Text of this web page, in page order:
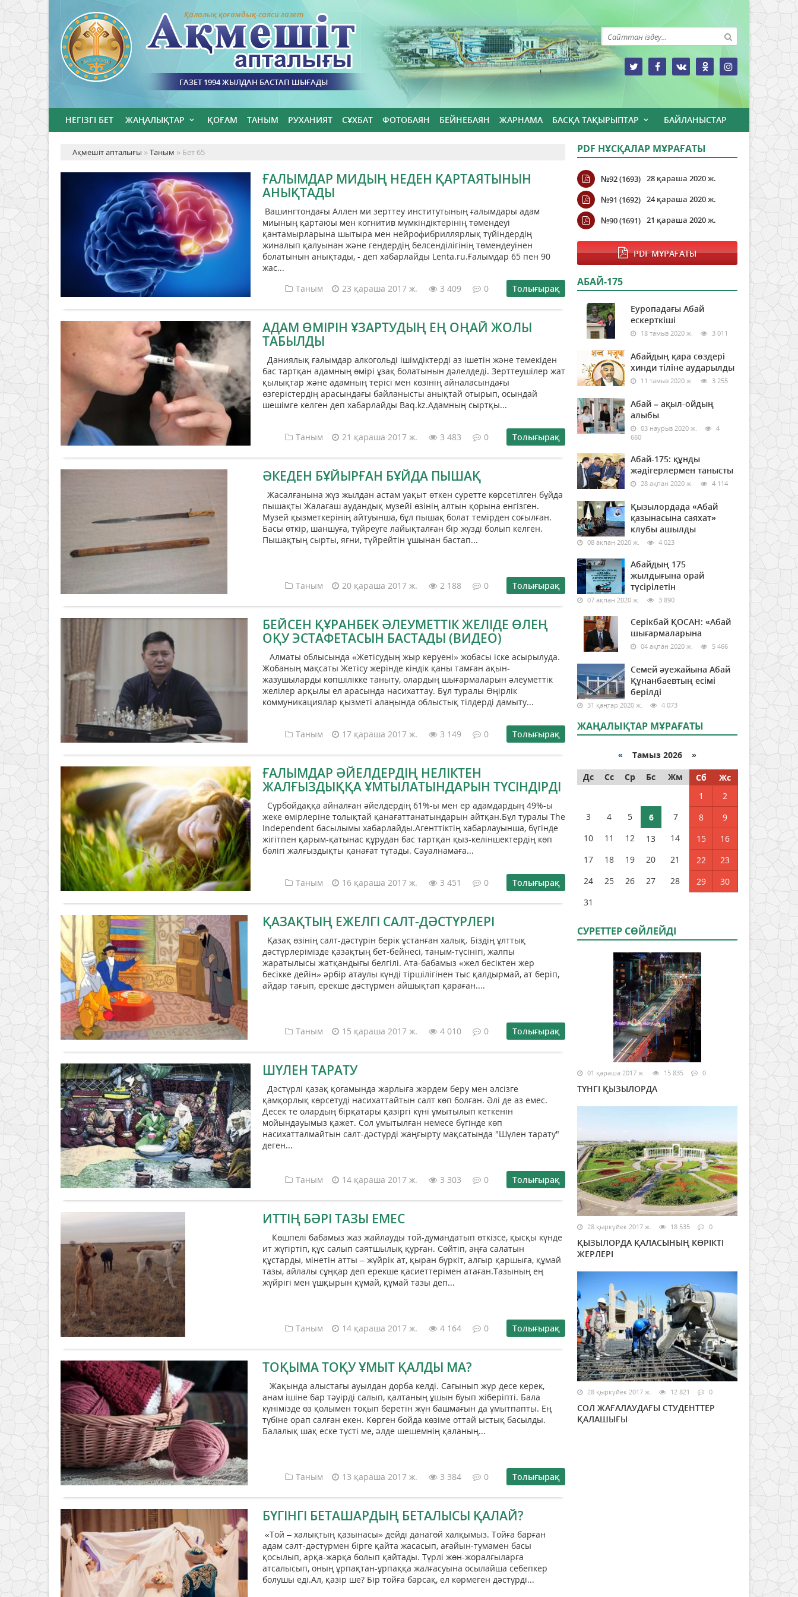
Қалалық қоғамдық-саяси газет
ГАЗЕТ 1994 ЖЫЛДАН БАСТАП ШЫҒАДЫ
НЕГІЗГІ БЕТ ЖАҢАЛЫҚТАР ҚОҒАМ ТАНЫМ РУХАНИЯТ СҰХБАТ ФОТОБАЯН БЕЙНЕБАЯН ЖАРНАМА БАСҚА ТАҚЫРЫПТАР БАЙЛАНЫСТАР
Ақмешіт апталығы »Таным » Бет 65
ҒАЛЫМДАР МИДЫҢ НЕДЕН ҚАРТАЯТЫНЫН
АНЫҚТАДЫ
Вашингтондағы Аллен ми зерттеу институтының ғалымдары адам
миының қартаюы мен когнитив мүмкіндіктерінің төмендеуі
қантамырларына шытыра мен нейрофибриллярлық түйіндердің
жиналып қалуынан және гендердің белсенділігінің төмендеуінен
болатынын анықтады, - деп хабарлайды Lenta.ru.Ғалымдар 65 пен 90
жас...
Таным
23 қараша 2017 ж. 3 409 0 Толығырақ
АДАМ ӨМІРІН ҰЗАРТУДЫҢ ЕҢ ОҢАЙ ЖОЛЫ
ТАБЫЛДЫ
Даниялық ғалымдар алкогольді ішімдіктерді аз ішетін және темекіден
бас тартқан адамның өмірі ұзақ болатынын дәлелдеді. Зерттеушілер жат
қылықтар және адамның терісі мен көзінің айналасындағы
өзгерістердің арасындағы байланысты анықтай отырып, осындай
шешімге келген деп хабарлайды Baq.kz.Адамның сыртқы...
Таным 21 қараша 2017 ж. 3 483 0 Толығырақ
ӘКЕДЕН БҰЙЫРҒАН БҰЙДА ПЫШАҚ
Жасалғанына жүз жылдан астам уақыт өткен суретте көрсетілген бұйда
пышақты Жалағаш аудандық музейі өзінің алтын қорына енгізген.
Музей қызметкерінің айтуынша, бұл пышақ болат темірден соғылған.
Басы өткір, шаншуға, түйреуге лайықталған бір жүзді болып келген.
Пышақтың сырты, яғни, түйрейтін ұшынан бастап...
Таным 20 қараша 2017 ж. 2 188 0 Толығырақ
БЕЙСЕН ҚҰРАНБЕК ӘЛЕУМЕТТІК ЖЕЛІДЕ ӨЛЕҢ
ОҚУ ЭСТАФЕТАСЫН БАСТАДЫ (ВИДЕО)
Алматы облысында «Жетісудың жыр керуені» жобасы іске асырылуда.
Жобаның мақсаты Жетісу жерінде кіндік қаны тамған ақын-
жазушыларды көпшілікке таныту, олардың шығармаларын әлеуметтік
желілер арқылы ел арасында насихаттау. Бұл туралы Өңірлік
коммуникациялар қызметі алаңында облыстық тілдерді дамыту...
Таным 17 қараша 2017 ж. 3 149 0 Толығырақ
ҒАЛЫМДАР ӘЙЕЛДЕРДІҢ НЕЛІКТЕН
ЖАЛҒЫЗДЫҚҚА ҰМТЫЛАТЫНДАРЫН ТҮСІНДІРДІ
Сүрбойдаққа айналған әйелдердің 61%-ы мен ер адамдардың 49%-ы
жеке өмірлеріне толықтай қанағаттанатындарын айтқан.Бұл туралы The
Independent басылымы хабарлайды.Агенттіктің хабарлауынша, бүгінде
жігітпен қарым-қатынас құрудан бас тартқан қыз-келіншектердің көп
бөлігі жалғыздықты қанағат тұтады. Сауалнамаға...
Таным 16 қараша 2017 ж. 3 451 0 Толығырақ
ҚАЗАҚТЫҢ ЕЖЕЛГІ САЛТ-ДӘСТҮРЛЕРІ
Қазақ өзінің салт-дәстүрін берік ұстанған халық. Біздің ұлттық
дәстүрлерімізде қазақтың бет-бейнесі, таным-түсінігі, жалпы
жаратылысы жатқандығы белгілі. Ата-бабамыз «жел бесіктен жер
бесікке дейін» әрбір атаулы күнді тіршілігінен тыс қалдырмай, ат беріп,
айдар тағып, ерекше дәстүрмен айшықтап қараған....
Таным 15 қараша 2017 ж. 4 010 0 Толығырақ
ШҮЛЕН ТАРАТУ
Дәстүрлі қазақ қоғамында жарлыға жәрдем беру мен әлсізге
қамқорлық көрсетуді насихаттайтын салт көп болған. Әлі де аз емес.
Десек те олардың бірқатары қазіргі күні ұмытылып кеткенін
мойындауымыз қажет. Сол ұмытылған немесе бүгінде көп
насихатталмайтын салт-дәстүрді жаңғырту мақсатында "Шүлен тарату"
деген...
Таным 14 қараша 2017 ж. 3 303 0 Толығырақ
ИТТІҢ БӘРІ ТАЗЫ ЕМЕС
Көшпелі бабамыз жаз жайлауды той-думандатып өткізсе, қысқы күнде
ит жүгіртіп, құс салып саятшылық құрған. Сөйтіп, аңға салатын
құстарды, мінетін атты – жүйрік ат, қыран бүркіт, алғыр қаршыға, құмай
тазы, айлалы сұңқар деп ерекше қасиеттерімен атаған.Тазының ең
жүйрігі мен ұшқырын құмай, құмай тазы деп...
Таным 14 қараша 2017 ж. 4 164 0 Толығырақ
ТОҚЫМА ТОҚУ ҰМЫТ ҚАЛДЫ МА?
Жақында алыстағы ауылдан дорба келді. Сағынып жүр десе керек,
анам ішіне бар тәуірді салып, қалтаның ұшын буып жіберіпті. Бала
күнімізде өз қолымен тоқып беретін жүн башмағын да ұмытпапты. Ең
түбіне орап салған екен. Көрген бойда көзіме оттай ыстық басылды.
Балалық шақ еске түсті ме, әлде шешемнің қаланың...
Таным 13 қараша 2017 ж. 3 384 0 Толығырақ
БҮГІНГІ БЕТАШАРДЫҢ БЕТАЛЫСЫ ҚАЛАЙ?
«Той – халықтың қазынасы» дейді данагөй халқымыз. Тойға барған
адам салт-дәстүрмен бірге қайта жасасып, ағайын-тумамен басы
қосылып, арқа-жарқа болып қайтады. Түрлі жөн-жоралғыларға
атсалысып, оның ұрпақтан-ұрпаққа жалғасуына осылайша себепкер
болушы еді.Ал, қазір ше? Бір тойға барсақ, ел көрмеген дәстүрді...
PDF НҰСҚАЛАР МҰРАҒАТЫ
№92 (1693) 28 қараша 2020 ж.
№91 (1692) 24 қараша 2020 ж.
№90 (1691) 21 қараша 2020 ж.
PDF МҰРАҒАТЫ
АБАЙ-175
Еуропадағы Абай
ескерткіші
18 тамыз 2020 ж. 3 011
Абайдың қара сөздері
хинди тіліне аударылды
11 тамыз 2020 ж. 3 255
Абай – ақыл-ойдың
алыбы
03 наурыз 2020 ж.
4
660
Абай-175: құнды
жәдігерлермен танысты
28 ақпан 2020 ж. 4 114
Қызылордада «Абай
қазынасына саяхат»
клубы ашылды
08 ақпан 2020 ж. 4 023
Абайдың 175
жылдығына орай
түсірілетін
07 ақпан 2020 ж. 3 890
Серікбай ҚОСАН: «Абай
шығармаларына
04 ақпан 2020 ж. 5 466
Семей әуежайына Абай
Құнанбаевтың есімі
берілді
31 қаңтар 2020 ж. 4 073
ЖАҢАЛЫҚТАР МҰРАҒАТЫ
« Тамыз 2026 »
Дс
Сс Ср Бс Жм Сб
Жс
1
2
3
4 5 6 7 8
9
10
11 12 13 14 15
16
17
18 19 20 21 22
23
24
25 26 27 28 29
30
31
СУРЕТТЕР СӨЙЛЕЙДI
01 қараша 2017 ж. 15 835 0
ТҮНГІ ҚЫЗЫЛОРДА
28 қыркүйек 2017 ж. 18 535 0
ҚЫЗЫЛОРДА ҚАЛАСЫНЫҢ КӨРІКТІ
ЖЕРЛЕРІ
28 қыркүйек 2017 ж. 12 821 0
СОЛ ЖАҒАЛАУДАҒЫ СТУДЕНТТЕР
ҚАЛАШЫҒЫ